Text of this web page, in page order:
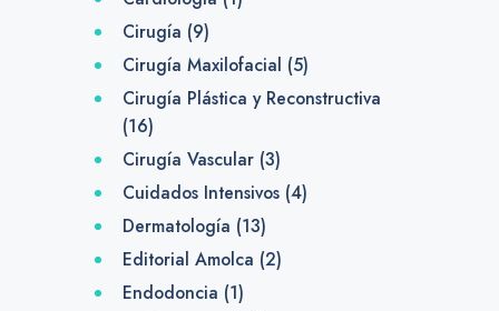
Cirugía (9)
Cirugía Maxilofacial (5)
Cirugía Plástica y Reconstructiva
(16)
Cirugía Vascular(3)
Cuidados Intensivos(4)
Dermatología (13)
Editorial Amolca (2)
Endodoncia (1)